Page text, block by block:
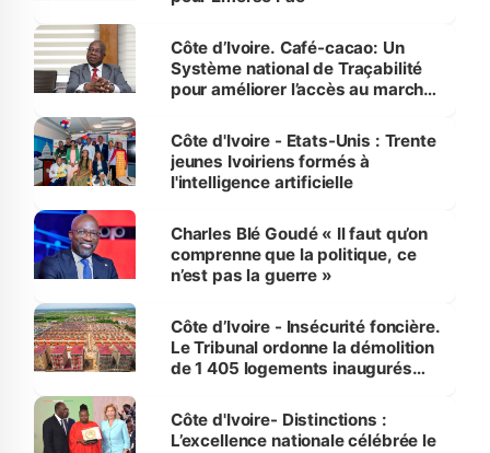
Côte d’Ivoire. Café-cacao: Un
Système national de Traçabilité
pour améliorer l’accès au marché
Côte d'Ivoire - Etats-Unis : Trente
jeunes Ivoiriens formés à
l'intelligence artificielle
Charles Blé Goudé « Il faut qu’on
comprenne que la politique, ce
n’est pas la guerre »
Côte d’Ivoire - Insécurité foncière.
Le Tribunal ordonne la démolition
de 1 405 logements inaugurés
Bassam
Côte d'Ivoire- Distinctions :
L’excellence nationale célébrée le